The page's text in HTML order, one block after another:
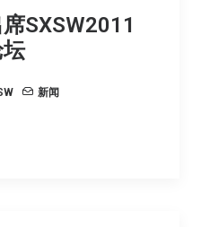
SXSW2011
新闻